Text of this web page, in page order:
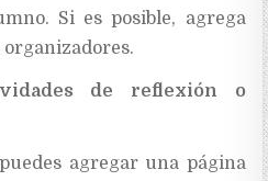
Si es posible, agrega
de reflexión o
agregar una página